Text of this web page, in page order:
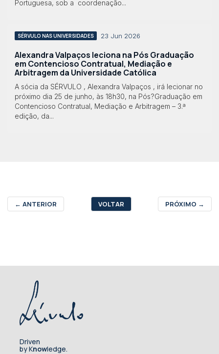
Portuguesa, sob a coordenação...
SÉRVULO NAS UNIVERSIDADES 23 Jun 2026
Alexandra Valpaços leciona na Pós Graduação
em Contencioso Contratual, Mediação e
Arbitragem da Universidade Católica
A sócia da SÉRVULO , Alexandra Valpaços , irá lecionar no
próximo dia 25 de junho, às 18h30, na Pós?Graduação em
Contencioso Contratual, Mediação e Arbitragem – 3.ª
edição, da...
← ANTERIOR VOLTAR PRÓXIMO →
Driven
by Knowledge.